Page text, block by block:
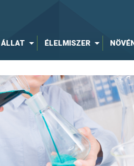
ÁLLAT ÉLELMISZER